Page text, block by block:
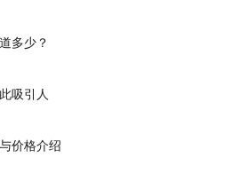
多少？
吸引人
价格介绍